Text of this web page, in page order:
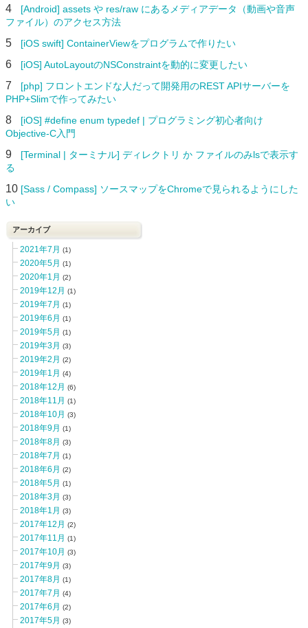
4
[Android] assets や res/raw にあるメディアデータ（動画や音声
ファイル）のアクセス方法
5 [iOS swift] ContainerViewをプログラムで作りたい
6 [iOS] AutoLayoutのNSConstraintを動的に変更したい
7
[php] フロントエンドな人だって開発用のREST APIサーバーを
PHP+Slimで作ってみたい
8
[iOS] #define enum typedef | プログラミング初心者向け
Objective-C入門
9
[Terminal | ターミナル] ディレクトリ か ファイルのみlsで表示す
る
10 [Sass / Compass] ソースマップをChromeで見られるようにした
い
アーカイブ
2021年7月 (1)
2020年5月 (1)
2020年1月 (2)
2019年12月 (1)
2019年7月 (1)
2019年6月 (1)
2019年5月 (1)
2019年3月 (3)
2019年2月 (2)
2019年1月 (4)
2018年12月 (6)
2018年11月 (1)
2018年10月 (3)
2018年9月 (1)
2018年8月 (3)
2018年7月 (1)
2018年6月 (2)
2018年5月 (1)
2018年3月 (3)
2018年1月 (3)
2017年12月 (2)
2017年11月 (1)
2017年10月 (3)
2017年9月 (3)
2017年8月 (1)
2017年7月 (4)
2017年6月 (2)
2017年5月 (3)